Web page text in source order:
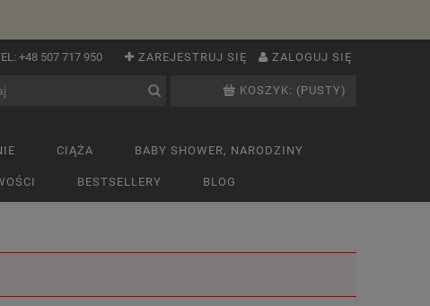
ZAREJESTRUJ SIĘ ZALOGUJ SIĘ
+48 507 717 950
KOSZYK: (PUSTY)
CIĄŻA BABY SHOWER, NARODZINY
BESTSELLERY BLOG